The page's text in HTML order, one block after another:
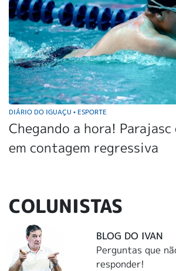
DIÁRIO DO IGUAÇU • ESPORTE
Chegando a hora! Parajasc
em contagem regressiva
COLUNISTAS
BLOG DO IVAN
Perguntas que
responder!